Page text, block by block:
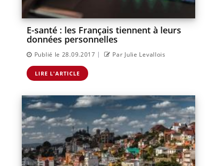
E-santé : les Français tiennent à leurs
données personnelles
Publié le 28.09.2017 | Par Julie Levallois
LIRE L'ARTICLE